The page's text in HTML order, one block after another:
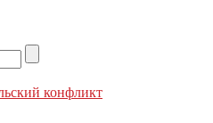
конфликт